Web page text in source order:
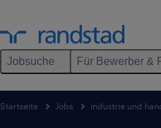
Jobsuche Für Bewerber &
Startseite Jobs industrie und